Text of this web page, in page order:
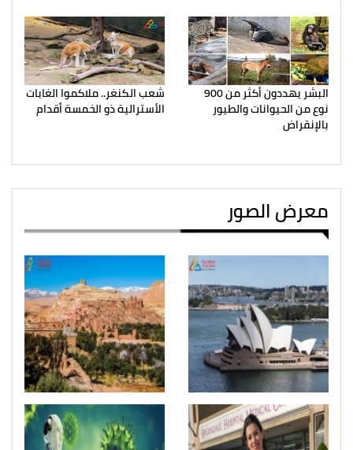
البشر يهددون أكثر من 900
نوع من الحيوانات والطيور
بالإنقراض
شعب الكنغر.. ملاكموا الغابات
الأسترالية ذو الخمسة أقدام
معرض الصور